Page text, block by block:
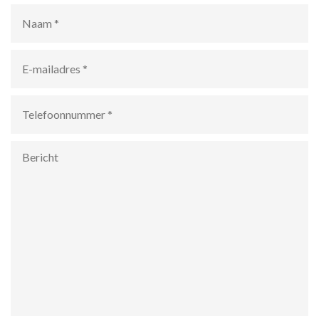
mailadres *